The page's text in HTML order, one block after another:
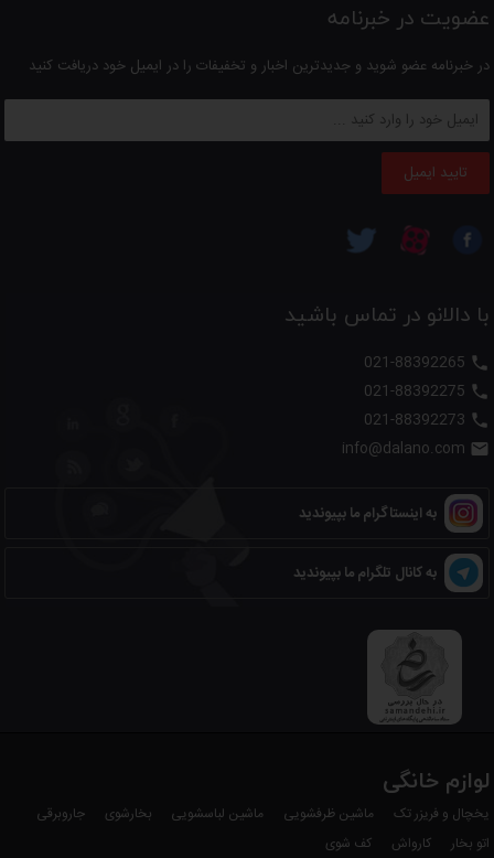
عضویت در خبرنامه
در خبرنامه عضو شوید و جدیدترین اخبار و تخفیفات را در ایمیل خود دریافت کنید
تایید ایمیل
با دالانو در تماس باشید




به اینستاگرام ما بپیوندید
به کانال تلگرام ما بپیوندید
لوازم خانگی
یخچال و فریزر تک ماشین ظرفشویی ماشین لباسشویی بخارشوی
جاروبرقی
اتو بخار
کارواش کف شوی